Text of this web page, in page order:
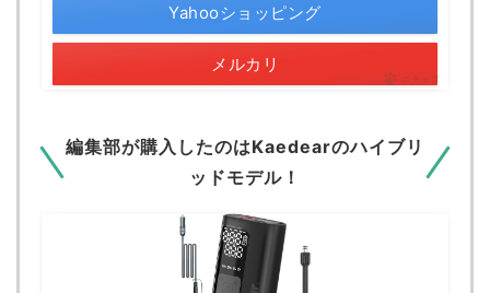
Yahooショッピング
メルカリ
ポチップ
編集部が購入したのはKaedearのハイブリ
ッドモデル！